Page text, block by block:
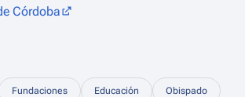
Córdoba
Fundaciones Educación Obispado